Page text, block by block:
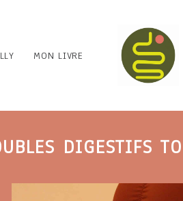
MON LIVRE
DIGESTIFS